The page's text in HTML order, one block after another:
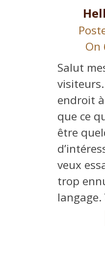
On
Salut
endroit
que ce
être
veux
trop
langage.